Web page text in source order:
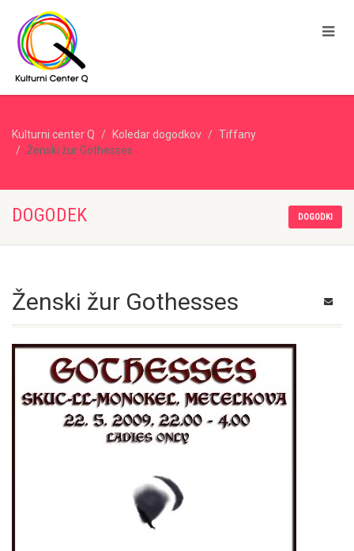
Kulturni center Q Koledar dogodkov
Tiffany
Ženski žur Gothesses
DOGODEK DOGODKI
Ženski žur Gothesses